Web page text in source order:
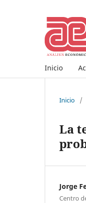
Inicio
Inicio /
La
Jorge
Centro